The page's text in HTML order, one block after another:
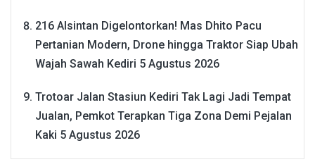
216 Alsintan Digelontorkan! Mas Dhito Pacu
Pertanian Modern, Drone hingga Traktor Siap Ubah
Wajah Sawah Kediri 5 Agustus 2026
Trotoar Jalan Stasiun Kediri Tak Lagi Jadi Tempat
Jualan, Pemkot Terapkan Tiga Zona Demi Pejalan
Kaki 5 Agustus 2026